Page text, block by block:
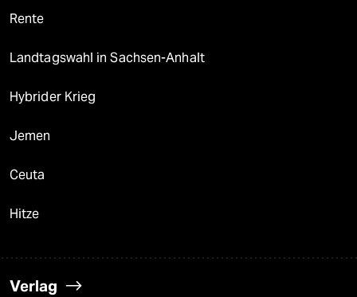
Rente
Landtagswahl in Sachsen-Anhalt
Hybrider Krieg
Jemen
Ceuta
Hitze
Verlag